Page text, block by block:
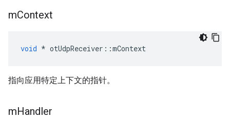
mContext
void * otUdpReceiver ::mContext
指向应用特定上下文的指针。
mHandler